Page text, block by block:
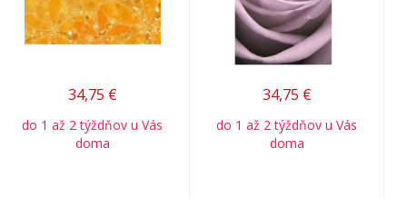
34,75 €
do 1 až 2 týždňov u Vás
doma
34,75 €
do 1 až 2 týždňov u Vás
doma